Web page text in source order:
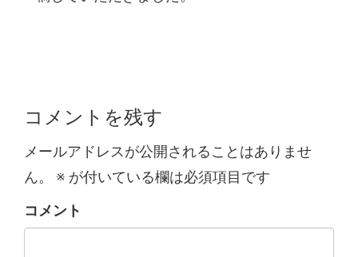
コメントを残す
メールアドレスが公開されることはありませ
ん。
※ が付いている欄は必須項目です
コメント